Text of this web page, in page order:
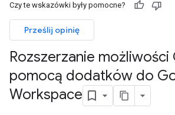
Czy te wskazówki były pomocne?
Prześlij opinię
Rozszerzanie możliwości
pomocą dodatków do
Workspace